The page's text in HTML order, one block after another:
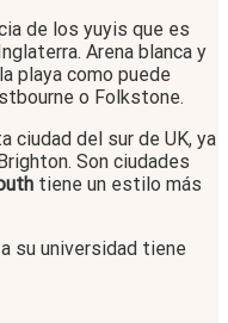
de los yuyis que es
Arena blanca y
playa como puede
o Folkstone.
ciudad del sur de UK, ya
Son ciudades
tiene un estilo más
su universidad tiene